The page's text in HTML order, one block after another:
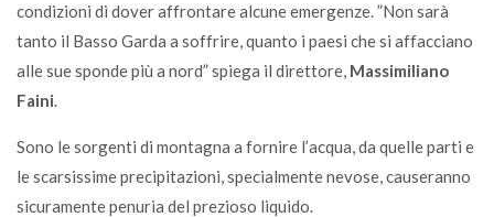
condizioni di dover affrontare alcune emergenze. ”Non sarà
tanto il Basso Garda a soffrire, quanto i paesi che si affacciano
alle sue sponde più a nord” spiega il direttore, Massimiliano
Faini.
Sono le sorgenti di montagna a fornire l’acqua, da quelle parti e
le scarsissime precipitazioni, specialmente nevose, causeranno
sicuramente penuria del prezioso liquido.